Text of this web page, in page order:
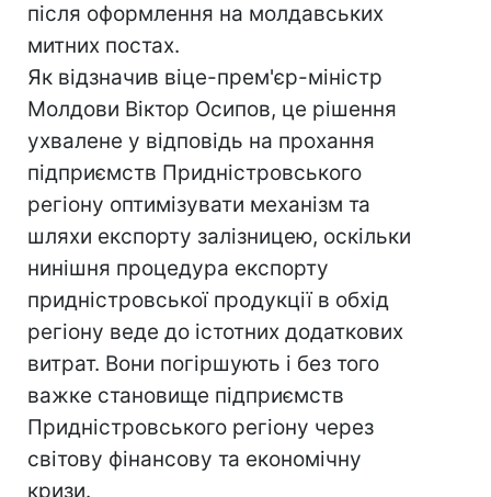
після оформлення на молдавських
митних постах.
Як відзначив віце-прем'єр-міністр
Молдови Віктор Осипов, це рішення
ухвалене у відповідь на прохання
підприємств Придністровського
регіону оптимізувати механізм та
шляхи експорту залізницею, оскільки
нинішня процедура експорту
придністровської продукції в обхід
регіону веде до істотних додаткових
витрат. Вони погіршують і без того
важке становище підприємств
Придністровського регіону через
світову фінансову та економічну
кризи.